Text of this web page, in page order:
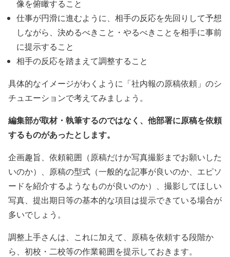
像を俯瞰すること
仕事が円滑に進むように、相手の反応を先回りして予想
しながら、決めるべきこと・やるべきことを相手に事前
に提示すること
相手の反応を踏まえて調整すること
具体的なイメージがわくように「社内報の原稿依頼」のシ
チュエーションで考えてみましょう。
編集部が取材・執筆するのではなく、他部署に原稿を依頼
するものがあったとします。
企画趣旨、依頼範囲（原稿だけか写真撮影までお願いした
いのか）、原稿の型式（一般的な記事が良いのか、エピソ
ードを紹介するようなものが良いのか）、撮影してほしい
写真、提出期日等の基本的な項目は提示できている場合が
多いでしょう。
調整上手さんは、これに加えて、原稿を依頼する段階か
ら、初校・二校等の作業範囲を提示しておきます。